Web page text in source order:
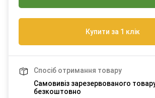
Купити за 1 клік
Спосіб отримання товару
Самовивіз зарезервованого
безкоштовно